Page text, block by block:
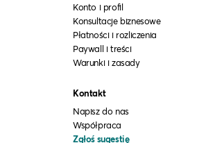
Konto i profil
Konsultacje biznesowe
Płatności i rozliczenia
Paywall i treści
Warunki i zasady
Kontakt
Napisz do nas
Współpraca
Zgłoś sugestię